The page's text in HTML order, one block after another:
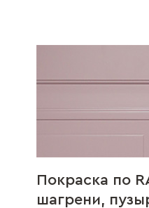
Покраска по
шагрени,